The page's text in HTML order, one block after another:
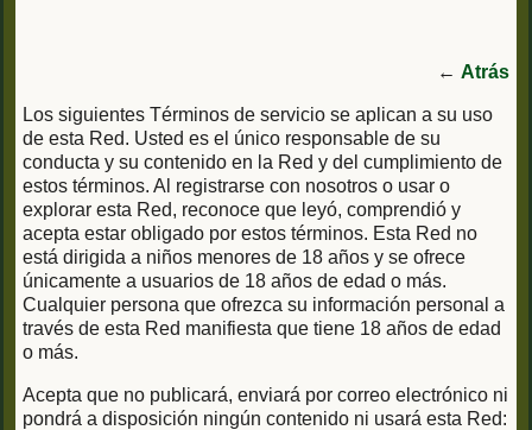
← Atrás
Los siguientes Términos de servicio se aplican a su uso
de esta Red. Usted es el único responsable de su
conducta y su contenido en la Red y del cumplimiento de
estos términos. Al registrarse con nosotros o usar o
explorar esta Red, reconoce que leyó, comprendió y
acepta estar obligado por estos términos. Esta Red no
está dirigida a niños menores de 18 años y se ofrece
únicamente a usuarios de 18 años de edad o más.
Cualquier persona que ofrezca su información personal a
través de esta Red manifiesta que tiene 18 años de edad
o más.
Acepta que no publicará, enviará por correo electrónico ni
pondrá a disposición ningún contenido ni usará esta Red: